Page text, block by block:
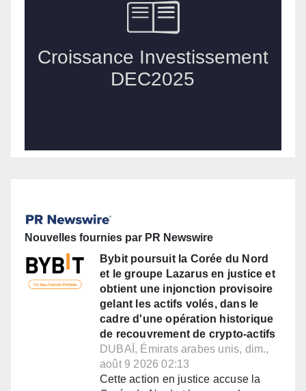
Nouvelles fournies par PR Newswire
Bybit poursuit la Corée du Nord
et le groupe Lazarus en justice et
obtient une injonction provisoire
gelant les actifs volés, dans le
cadre d'une opération historique
de recouvrement de crypto-actifs
DUBAÏ, Émirats arabes unis, dim.,
août 9 2026 02:13
Cette action en justice accuse la